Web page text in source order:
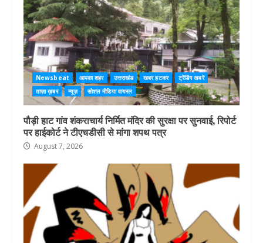
Newsbeat आपका शहर उत्तराखंड खबर हटकर
ट्रेंडिंग खबरें
ताज़ा ख़बर
न्यूज़ सोशल मीडिया वायरल
पौड़ी हाट गांव शंकराचार्य निर्मित मंदिर की सुरक्षा पर सुनवाई, रिपोर्ट
पर हाईकोर्ट ने टीएचडीसी से मांगा शपथ पत्र
August 7, 2026